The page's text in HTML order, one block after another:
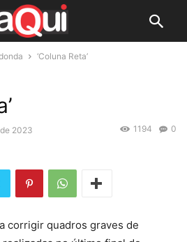
‘Coluna Reta’
2023 0
1194
corrigir quadros graves de